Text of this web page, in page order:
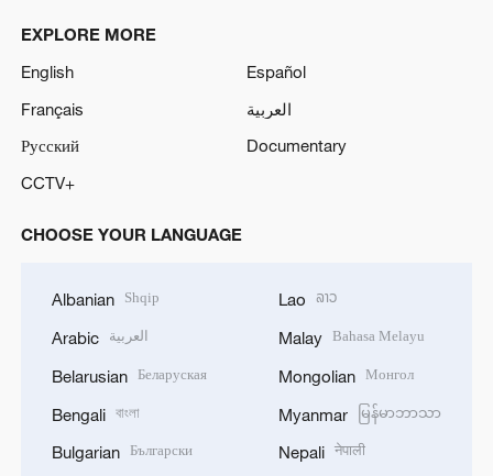
EXPLORE MORE
English
Español
Français
العربية
Русский
Documentary
CCTV+
CHOOSE YOUR LANGUAGE
Albanian Shqip
Arabic العربية
Belarusian Беларуская
Bengali বাংলা
Bulgarian Български
Lao ລາວ
Malay Bahasa Melayu
Mongolian Монгол
Myanmar မြန်မာဘာသာ
Nepali नेपाली